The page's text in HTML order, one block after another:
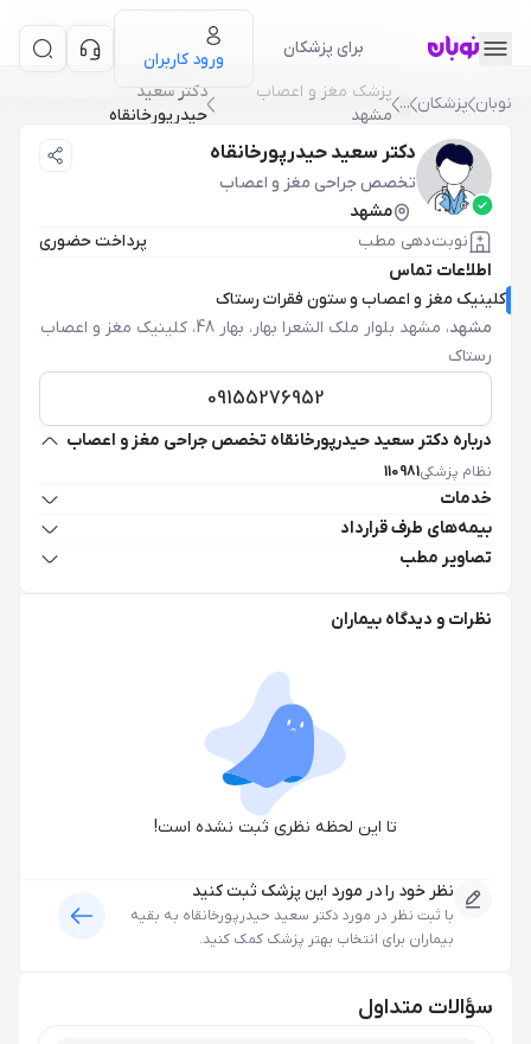
برای پزشکان
ورود کاربران
نوبان پزشکان ...
پزشک مغز و اعصاب
مشهد
دکتر سعید
حیدرپورخانقاه
دکتر سعید حیدرپورخانقاه
تخصص جراحی مغز و اعصاب
مشهد
نوبت‌دهی مطب
پرداخت حضوری
اطلاعات تماس
کلینیک مغز و اعصاب و ستون فقرات رستاک
مشهد،
مشهد بلوار ملک الشعرا بهار، بهار 48، کلینیک مغز و اعصاب
رستاک
09155276952
درباره دکتر سعید حیدرپورخانقاه تخصص جراحی مغز و اعصاب
نظام پزشکی110981
خدمات
بیمه‌های طرف قرارداد
تصاویر مطب
نظرات و دیدگاه بیماران
تا این لحظه نظری ثبت نشده است!
نظر خود را در مورد این پزشک ثبت کنید
با ثبت نظر در مورد دکتر سعید حیدرپورخانقاه به بقیه
بیماران برای انتخاب بهتر پزشک کمک کنید.
سؤالات متداول